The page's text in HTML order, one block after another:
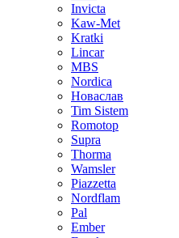
Invicta
Kaw-Met
Kratki
Lincar
MBS
Nordica
Новаслав
Tim Sistem
Romotop
Supra
Thorma
Wamsler
Piazzetta
Nordflam
Pal
Ember